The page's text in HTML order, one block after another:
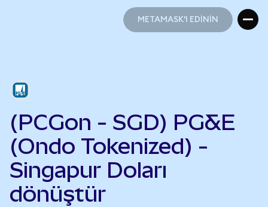
METAMASK'I EDİNİN
(PCGon - SGD) PG&E
(Ondo Tokenized) -
Singapur Doları
dönüştür